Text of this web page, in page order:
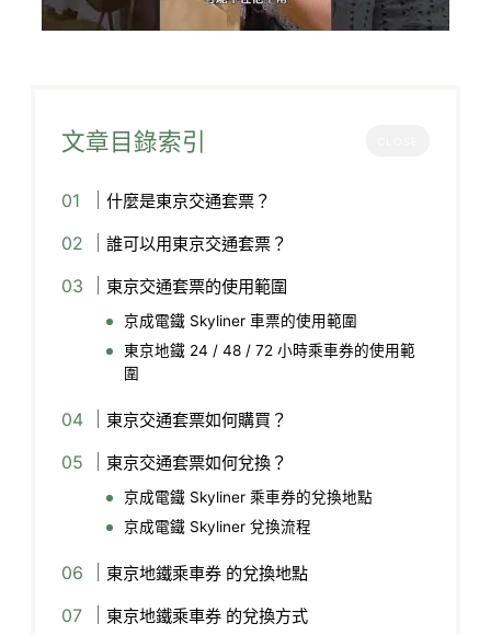
文章目錄索引
什麼是東京交通套票？
誰可以用東京交通套票？
東京交通套票的使用範圍
京成電鐵 Skyliner 車票的使用範圍
東京地鐵 24 / 48 / 72 小時乘車券的使用範
圍
東京交通套票如何購買？
東京交通套票如何兌換？
京成電鐵 Skyliner 乘車券的兌換地點
京成電鐵 Skyliner 兌換流程
東京地鐵乘車券 的兌換地點
東京地鐵乘車券 的兌換方式